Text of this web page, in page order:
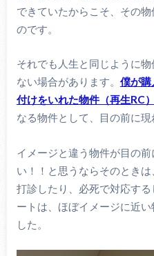
できていたからこそ、その
のです。
それでも人生と同じように
ない場合があります。 僕が購
付けをいれた物件（再生RC）
なる物件として、目の前に現
イメージと違う物件が目の
い！！と思うならそのとき
打診したり、必死で対応す
ートは、ほぼイメージに近
した。